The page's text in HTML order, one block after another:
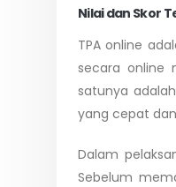
Nilai dan Skor
TPA online
secara online
satunya
yang cepat
Dalam
Sebelum